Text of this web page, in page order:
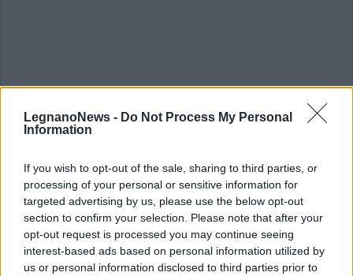
LegnanoNews - Do Not Process My Personal
Information
If you wish to opt-out of the sale, sharing to third parties, or
processing of your personal or sensitive information for
targeted advertising by us, please use the below opt-out
section to confirm your selection. Please note that after your
opt-out request is processed you may continue seeing
interest-based ads based on personal information utilized by
us or personal information disclosed to third parties prior to
ALTRE NOTIZIE DI LEGNANO